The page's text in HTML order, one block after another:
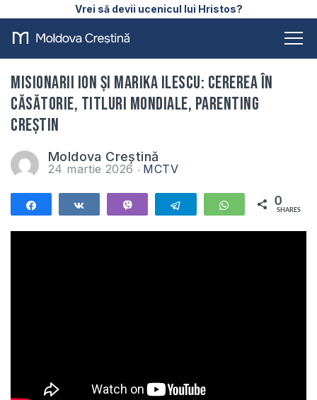
Vrei să devii ucenicul lui Hristos?
Misionarii Ion și Marika Ilescu: cererea în
căsătorie, titluri mondiale, parenting
creștin
Moldova Creștină
24 martie 2026 MCTV
Telegram WhatsApp
0
SHARES